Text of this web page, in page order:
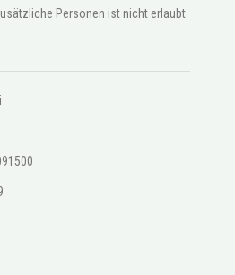
Personen ist nicht erlaubt.